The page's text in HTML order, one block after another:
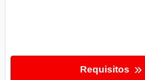
Requisitos